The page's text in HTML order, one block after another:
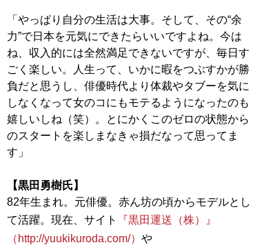
「やっぱり自分の生活は大事。そして、その“余
力”で日本を元気にできたらいいですよね。今は
ね、収入的には全然満足できないですが、毎日す
ごく楽しい。人生って、いかに暇をつぶすかが勝
負だと思うし、俳優時代より体裁やタブーを気に
しなくなって女のコにもモテるようになったのも
嬉しいしね（笑）。とにかくこのゼロの状態から
のスタートを楽しまなきゃ損だなって思ってま
す」
【黒田勇樹氏】
82年生まれ。元俳優。赤ん坊の頃からモデルとし
て活躍。現在、サイト
『黒田運送（株）』
（http://yuukikuroda.com/） や